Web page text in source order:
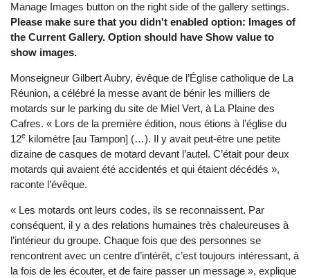
Manage Images button on the right side of the gallery settings.
Please make sure that you didn't enabled option: Images of
the Current Gallery. Option should have Show value to
show images.
Monseigneur Gilbert Aubry, évêque de l’Église catholique de La
Réunion, a célébré la messe avant de bénir les milliers de
motards sur le parking du site de Miel Vert, à La Plaine des
Cafres. « Lors de la première édition, nous étions à l’église du
12e kilomètre [au Tampon] (…). Il y avait peut-être une petite
dizaine de casques de motard devant l’autel. C’était pour deux
motards qui avaient été accidentés et qui étaient décédés »,
raconte l’évêque.
« Les motards ont leurs codes, ils se reconnaissent. Par
conséquent, il y a des relations humaines très chaleureuses à
l’intérieur du groupe. Chaque fois que des personnes se
rencontrent avec un centre d’intérêt, c’est toujours intéressant, à
la fois de les écouter, et de faire passer un message », explique